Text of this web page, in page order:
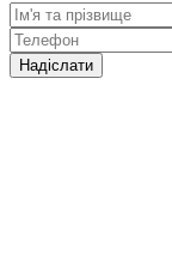
Надіслати